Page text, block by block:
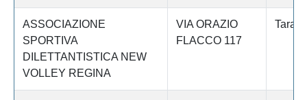
ASSOCIAZIONE
SPORTIVA
DILETTANTISTICA NEW
VOLLEY REGINA
VIA ORAZIO
FLACCO 117